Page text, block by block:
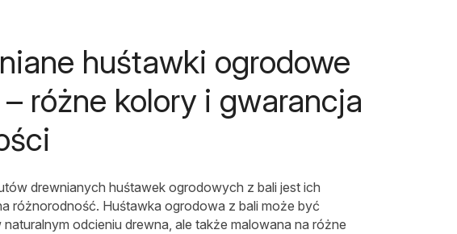
huśtawki ogrodowe
różne kolory i gwarancja
drewnianych huśtawek ogrodowych z bali jest ich
różnorodność. Huśtawka ogrodowa z bali może być
odcieniu drewna, ale także malowana na różne